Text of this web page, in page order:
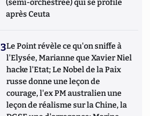
(semi-orchestrée) qui se profile
après Ceuta
3Le Point révèle ce qu'on sniffe à
l'Elysée, Marianne que Xavier Niel
hacke l'Etat; Le Nobel de la Paix
russe donne une leçon de
courage, l'ex PM australien une
leçon de réalisme sur la Chine, la